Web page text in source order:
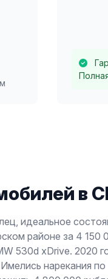
в
идеальное
районе за 4 150
530d xDrive. 2020
нарекания по